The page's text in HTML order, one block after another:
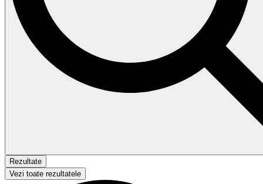
Rezultate
Vezi toate rezultatele